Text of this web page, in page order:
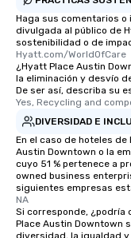
Haga sus comentarios
divulgada al público de
sostenibilidad o de
Hyatt.com/WorldOfCare
¿Hyatt Place Austin
la eliminación y desvío
De ser así, describa su
Yes, Recycling and
DIVERSIDAD E
En el caso de hoteles de
Austin Downtown o la
cuyo 51 % pertenece a
owned business
siguientes empresas
NA
Si corresponde, ¿podría
Place Austin Downtown